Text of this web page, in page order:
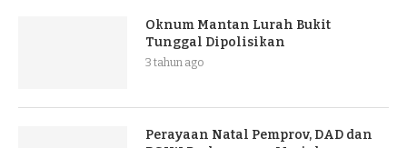
Oknum Mantan Lurah Bukit
Tunggal Dipolisikan
3 tahun ago
Perayaan Natal Pemprov, DAD dan